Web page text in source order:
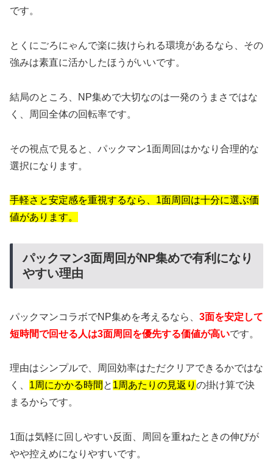
です。
とくにごろにゃんで楽に抜けられる環境があるなら、その
強みは素直に活かしたほうがいいです。
結局のところ、NP集めで大切なのは一発のうまさではな
く、周回全体の回転率です。
その視点で見ると、パックマン1面周回はかなり合理的な
選択になります。
手軽さと安定感を重視するなら、1面周回は十分に選ぶ価
値があります。
パックマン3面周回がNP集めで有利になり
やすい理由
パックマンコラボでNP集めを考えるなら、 3面を安定して
短時間で回せる人は3面周回を優先する価値が高いです。
理由はシンプルで、周回効率はただクリアできるかではな
く、 1周にかかる時間 と 1周あたりの見返り の掛け算で決
まるからです。
1面は気軽に回しやすい反面、周回を重ねたときの伸びが
やや控えめになりやすいです。